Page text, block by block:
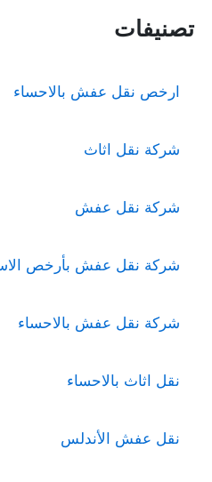
تصنيفات
ارخص نقل عفش بالاحساء
شركة نقل اثاث
شركة نقل عفش
شركة نقل عفش بأرخص
شركة نقل عفش بالاحساء
نقل اثاث بالاحساء
نقل عفش الأندلس